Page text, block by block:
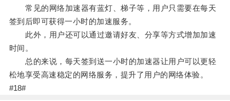
常见的网络加速器有蓝灯、梯子等，用户只需要在每天
签到后即可获得一小时的加速服务。
此外，用户还可以通过邀请好友、分享等方式增加加速
时间。
总的来说，每天签到送一小时的加速器让用户可以更轻
松地享受高速稳定的网络服务，提升了用户的网络体验。
#18#